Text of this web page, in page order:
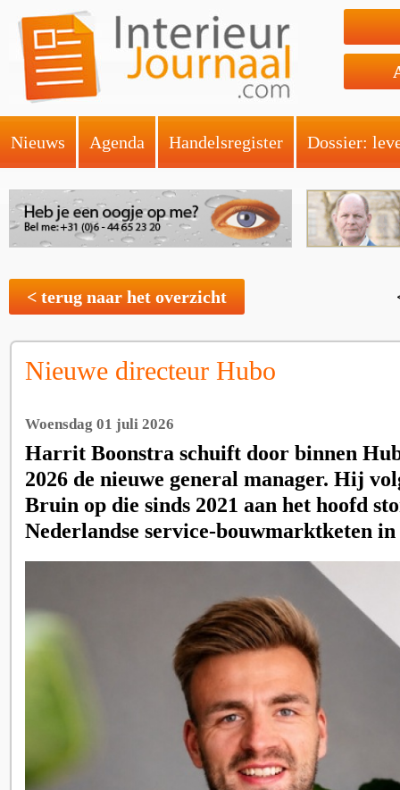
Nieuws Agenda Handelsregister Dossier:
< terug naar het overzicht
Nieuwe directeur Hubo
Woensdag 01 juli 2026
Harrit Boonstra schuift door binnen
2026 de nieuwe general manager. Hij
Bruin op die sinds 2021 aan het hoofd
Nederlandse service-bouwmarktketen